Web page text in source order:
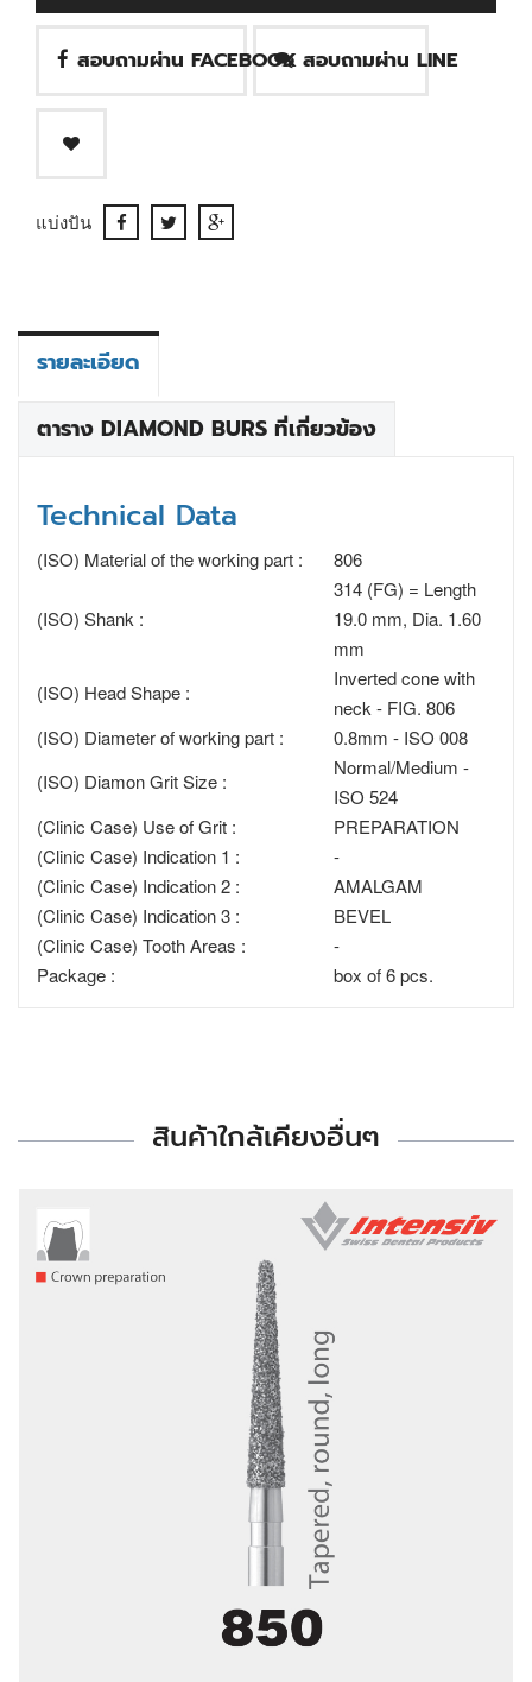
สอบถามผ่าน FACEBOOK สอบถามผ่าน LINE
แบ่งปัน
รายละเอียด
ตาราง DIAMOND BURS ที่เกี่ยวข้อง
Technical Data
(ISO) Material of the working part : 806
(ISO) Shank :
314 (FG) = Length
19.0 mm, Dia. 1.60
mm
(ISO) Head Shape :
Inverted cone with
neck - FIG. 806
(ISO) Diameter of working part :
0.8mm - ISO 008
(ISO) Diamon Grit Size :
Normal/Medium -
ISO 524
(Clinic Case) Use of Grit :
PREPARATION
(Clinic Case) Indication 1 :
-
(Clinic Case) Indication 2 :
AMALGAM
(Clinic Case) Indication 3 :
BEVEL
(Clinic Case) Tooth Areas :
-
Package :
box of 6 pcs.
สินค้าใกล้เคียงอื่นๆ